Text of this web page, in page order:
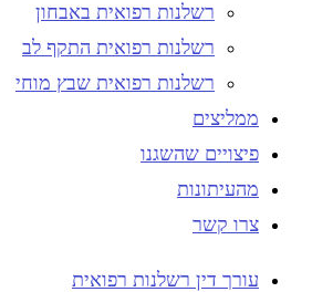
רשלנות רפואית באבחון
רשלנות רפואית התקף לב
רשלנות רפואית שבץ מוחי
ממליצים
פיצויים שהשגנו
מהעיתונות
צרו קשר
עורך דין רשלנות רפואית